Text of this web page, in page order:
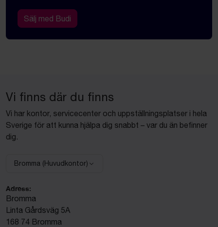
Sälj med Budi
Vi finns där du finns
Vi har kontor, servicecenter och uppställningsplatser i hela
Sverige för att kunna hjälpa dig snabbt – var du än befinner
dig.
Välj anläggning:
Bromma (Huvudkontor)
Adress:
Bromma
Linta Gårdsväg 5A
168 74 Bromma